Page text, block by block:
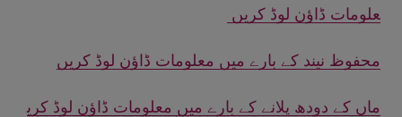
علومات ڈاؤن لوڈ کریں
محفوظ نیند کے بارے میں معلومات ڈاؤن لوڈ کریں
ماں کے دودھ پلانے کے بارے میں معلومات ڈاؤن لوڈ کری